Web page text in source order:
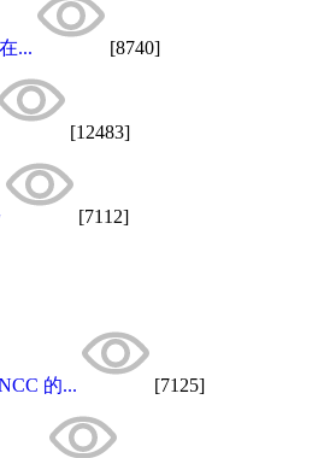
... [8740]
[12483]
[7112]
的... [7125]